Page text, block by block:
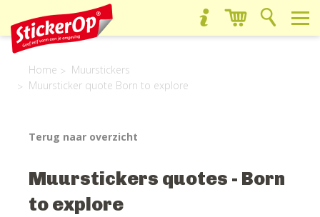
Home
Muurstickers
Muursticker quote Born to explore
Terug naar overzicht
Muurstickers quotes - Born
to explore